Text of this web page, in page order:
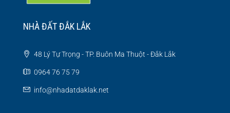
NHÀ ĐẤT ĐẮK LẮK
48 Lý Tự Trọng - TP. Buôn Ma Thuột - Đắk Lắk
0964 76 75 79
info@nhadatdaklak.net